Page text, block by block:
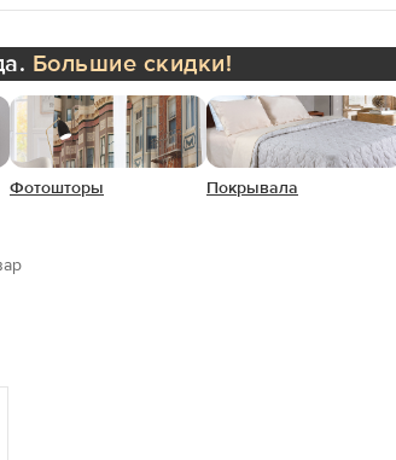
Большие скидки!
Фотошторы Покрывала